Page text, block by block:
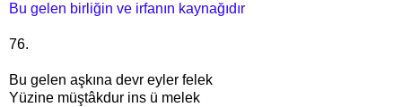
Bu gelen birliğin ve irfanın kaynağıdır
76.
Bu gelen aşkına devr eyler felek
Yüzine müştâkdur ins ü melek